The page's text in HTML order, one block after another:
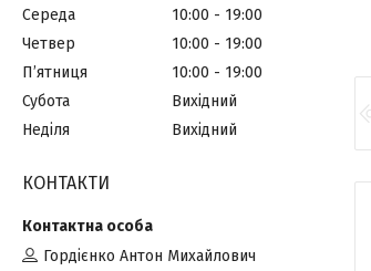
Середа
10:00
19:00
Четвер
10:00
19:00
Пʼятниця
10:00
19:00
Субота
Вихідний
Неділя
Вихідний
КОНТАКТИ
Гордієнко Антон Михайлович